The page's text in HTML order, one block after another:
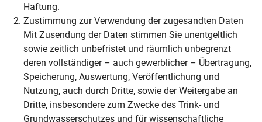
Haftung.
Zustimmung zur Verwendung der zugesandten Daten
Mit Zusendung der Daten stimmen Sie unentgeltlich
sowie zeitlich unbefristet und räumlich unbegrenzt
deren vollständiger – auch gewerblicher – Übertragung,
Speicherung, Auswertung, Veröffentlichung und
Nutzung, auch durch Dritte, sowie der Weitergabe an
Dritte, insbesondere zum Zwecke des Trink- und
Grundwasserschutzes und für wissenschaftliche